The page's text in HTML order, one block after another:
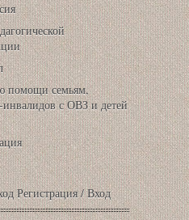
помощи семьям,
с ОВЗ и детей
Регистрация/Вход